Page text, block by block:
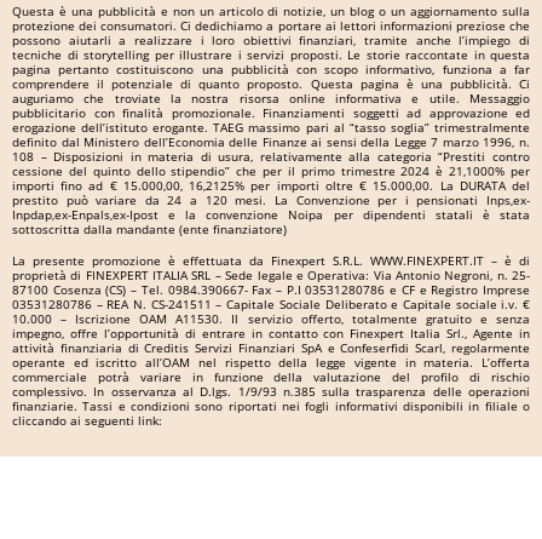
Questa è una pubblicità e non un articolo di notizie, un blog o un aggiornamento sulla
protezione dei consumatori. Ci dedichiamo a portare ai lettori informazioni preziose che
possono aiutarli a realizzare i loro obiettivi finanziari, tramite anche l’impiego di
tecniche di storytelling per illustrare i servizi proposti. Le storie raccontate in questa
pagina pertanto costituiscono una pubblicità con scopo informativo, funziona a far
comprendere il potenziale di quanto proposto. Questa pagina è una pubblicità. Ci
auguriamo che troviate la nostra risorsa online informativa e utile. Messaggio
pubblicitario con finalità promozionale. Finanziamenti soggetti ad approvazione ed
erogazione dell’istituto erogante. TAEG massimo pari al “tasso soglia” trimestralmente
definito dal Ministero dell’Economia delle Finanze ai sensi della Legge 7 marzo 1996, n.
108 – Disposizioni in materia di usura, relativamente alla categoria “Prestiti contro
cessione del quinto dello stipendio” che per il primo trimestre 2024 è 21,1000% per
importi fino ad € 15.000,00, 16,2125% per importi oltre € 15.000,00. La DURATA del
prestito può variare da 24 a 120 mesi. La Convenzione per i pensionati Inps,ex-
Inpdap,ex-Enpals,ex-Ipost e la convenzione Noipa per dipendenti statali è stata
sottoscritta dalla mandante (ente finanziatore)
La presente promozione è effettuata da Finexpert S.R.L. WWW.FINEXPERT.IT – è di
proprietà di FINEXPERT ITALIA SRL – Sede legale e Operativa: Via Antonio Negroni, n. 25-
87100 Cosenza (CS) – Tel. 0984.390667- Fax – P.I 03531280786 e CF e Registro Imprese
03531280786 – REA N. CS-241511 – Capitale Sociale Deliberato e Capitale sociale i.v. €
10.000 – Iscrizione OAM A11530. Il servizio offerto, totalmente gratuito e senza
impegno, offre l’opportunità di entrare in contatto con Finexpert Italia Srl., Agente in
attività finanziaria di Creditis Servizi Finanziari SpA e Confeserfidi Scarl, regolarmente
operante ed iscritto all’OAM nel rispetto della legge vigente in materia. L’offerta
commerciale potrà variare in funzione della valutazione del profilo di rischio
complessivo. In osservanza al D.lgs. 1/9/93 n.385 sulla trasparenza delle operazioni
finanziarie. Tassi e condizioni sono riportati nei fogli informativi disponibili in filiale o
cliccando ai seguenti link: